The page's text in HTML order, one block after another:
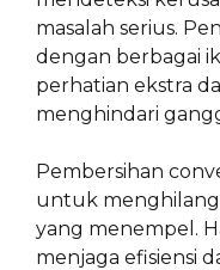
masalah serius.
dengan berbagai
perhatian ekstra
menghindari
Pembersihan
untuk
yang menempel.
menjaga efisiensi